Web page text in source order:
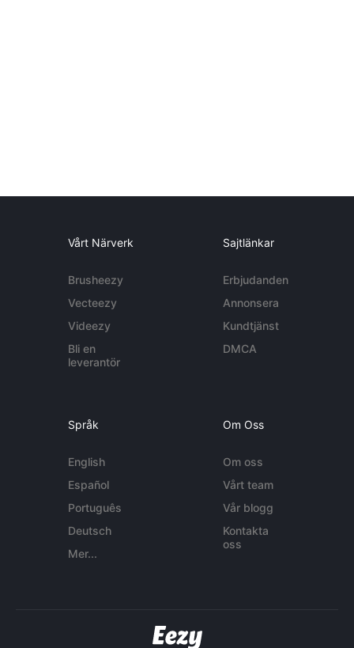
Vårt Närverk
Brusheezy
Vecteezy
Videezy
Bli en
leverantör
Sajtlänkar
Erbjudanden
Annonsera
Kundtjänst
DMCA
Språk
English
Español
Português
Deutsch
Mer...
Om Oss
Om oss
Vårt team
Vår blogg
Kontakta
oss